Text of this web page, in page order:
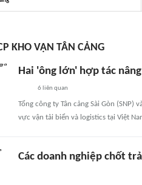
KHO VẬN TÂN CẢNG
Hai 'ông lớn' hợp tác
6 liên quan
Tổng công ty Tân cảng Sài Gòn
vực vận tải biển và logistics tại Việt
Các doanh nghiệp chốt